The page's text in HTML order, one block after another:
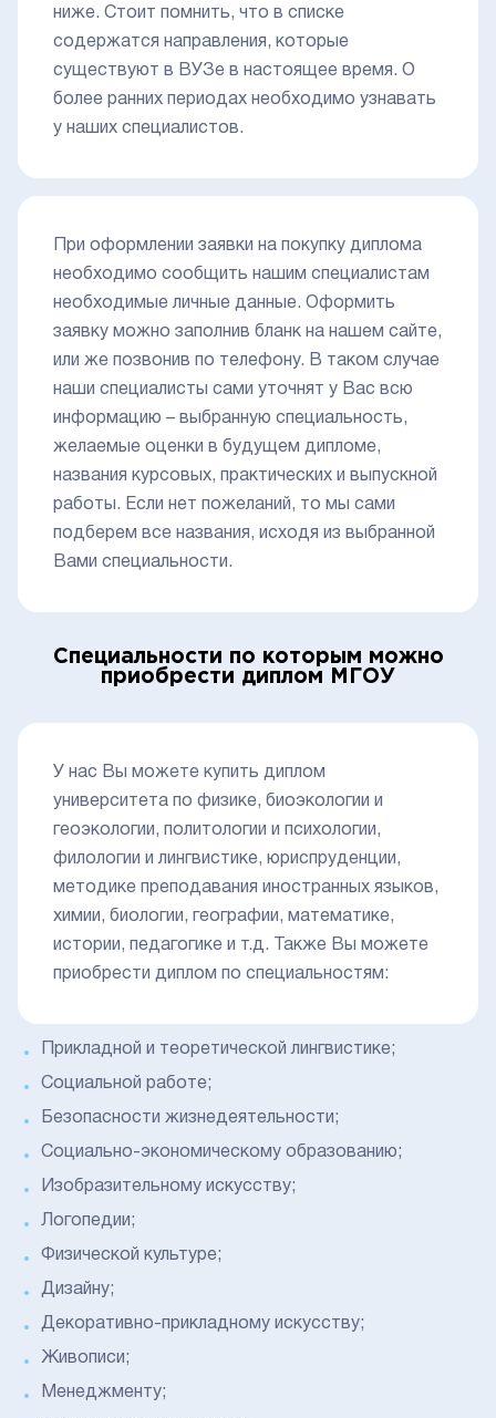
ниже. Стоит помнить, что в списке
содержатся направления, которые
существуют в ВУЗе в настоящее время. О
более ранних периодах необходимо узнавать
у наших специалистов.
При оформлении заявки на покупку диплома
необходимо сообщить нашим специалистам
необходимые личные данные. Оформить
заявку можно заполнив бланк на нашем сайте,
или же позвонив по телефону. В таком случае
наши специалисты сами уточнят у Вас всю
информацию – выбранную специальность,
желаемые оценки в будущем дипломе,
названия курсовых, практических и выпускной
работы. Если нет пожеланий, то мы сами
подберем все названия, исходя из выбранной
Вами специальности.
Специальности по которым можно
приобрести диплом МГОУ
У нас Вы можете купить диплом
университета по физике, биоэкологии и
геоэкологии, политологии и психологии,
филологии и лингвистике, юриспруденции,
методике преподавания иностранных языков,
химии, биологии, географии, математике,
истории, педагогике и т.д. Также Вы можете
приобрести диплом по специальностям:
Прикладной и теоретической лингвистике;
Социальной работе;
Безопасности жизнедеятельности;
Социально-экономическому образованию;
Изобразительному искусству;
Логопедии;
Физической культуре;
Дизайну;
Декоративно-прикладному искусству;
Живописи;
Менеджменту;